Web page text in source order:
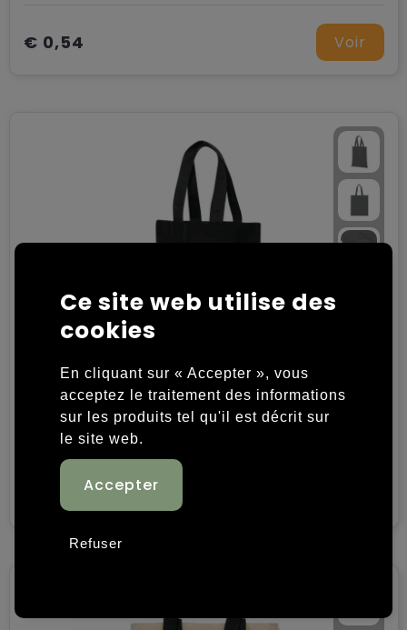
€ 0,54 Voir
PATNA - Petit sac en coton
€ 0,54
Ce site web utilise des
cookies
En cliquant sur « Accepter », vous
acceptez le traitement des informations
sur les produits tel qu'il est décrit sur
le site web.
Refuser